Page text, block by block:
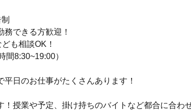
できる方歓迎！
も相談OK！
間8:30~19:00）
平日のお仕事がたくさんあります！
！授業や予定、掛け持ちのバイトなど都合に合わ